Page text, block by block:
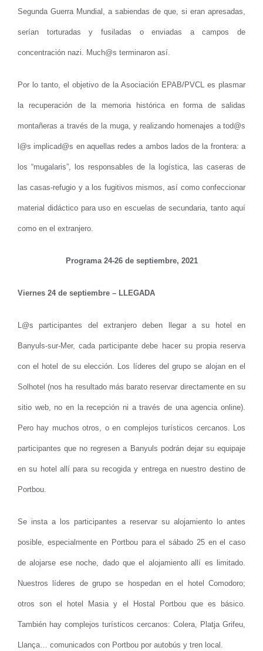
Segunda Guerra Mundial, a sabiendas de que, si eran apresadas,
serían torturadas y fusiladas o enviadas a campos de
concentración nazi. Much@s terminaron así.
Por lo tanto, el objetivo de la Asociación EPAB/PVCL es plasmar
la recuperación de la memoria histórica en forma de salidas
montañeras a través de la muga, y realizando homenajes a tod@s
l@s implicad@s en aquellas redes a ambos lados de la frontera: a
los “mugalaris”, los responsables de la logística, las caseras de
las casas-refugio y a los fugitivos mismos, así como confeccionar
material didáctico para uso en escuelas de secundaria, tanto aquí
como en el extranjero.
Programa 24-26 de septiembre, 2021
Viernes 24 de septiembre – LLEGADA
L@s participantes del extranjero deben llegar a su hotel en
Banyuls-sur-Mer, cada participante debe hacer su propia reserva
con el hotel de su elección. Los líderes del grupo se alojan en el
Solhotel (nos ha resultado más barato reservar directamente en su
sitio web, no en la recepción ni a través de una agencia online).
Pero hay muchos otros, o en complejos turísticos cercanos. Los
participantes que no regresen a Banyuls podrán dejar su equipaje
en su hotel allí para su recogida y entrega en nuestro destino de
Portbou.
Se insta a los participantes a reservar su alojamiento lo antes
posible, especialmente en Portbou para el sábado 25 en el caso
de alojarse ese noche, dado que el alojamiento allí es limitado.
Nuestros líderes de grupo se hospedan en el hotel Comodoro;
otros son el hotel Masia y el Hostal Portbou que es básico.
También hay complejos turísticos cercanos: Colera, Platja Grifeu,
Llança… comunicados con Portbou por autobús y tren local.